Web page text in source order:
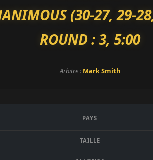
(30-27, 29-
ROUND : 3, 5:00
Arbitre : Mark Smith
PAYS
TAILLE